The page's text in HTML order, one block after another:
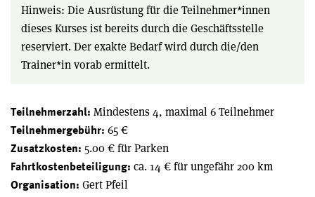
Hinweis: Die Ausrüstung für die Teilnehmer*innen
dieses Kurses ist bereits durch die Geschäftsstelle
reserviert. Der exakte Bedarf wird durch die/den
Trainer*in vorab ermittelt.
Teilnehmerzahl: Mindestens 4, maximal 6 Teilnehmer
Teilnehmergebühr: 65 €
Zusatzkosten: 5.00 € für Parken
Fahrtkostenbeteiligung: ca. 14 € für ungefähr 200 km
Organisation: Gert Pfeil